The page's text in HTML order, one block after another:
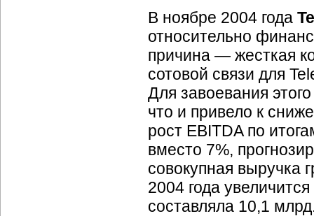
В ноябре 2004 года
относительно
причина — жесткая
сотовой связи для
Для завоевания
что и привело к
рост EBITDA по
вместо 7%,
совокупная выручка
2004 года
составляла 10,1